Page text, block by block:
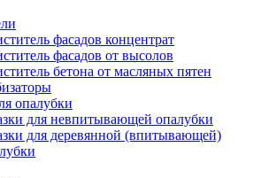
фасадов концентрат
фасадов от высолов
бетона от масляных пятен
опалубки
для невпитывающей опалубки
для деревянной (впитывающей)